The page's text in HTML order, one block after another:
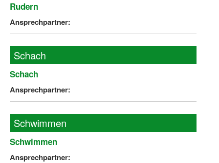
Rudern
Ansprechpartner:
Schach
Schach
Ansprechpartner:
Schwimmen
Schwimmen
Ansprechpartner: